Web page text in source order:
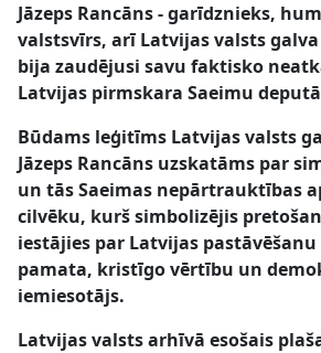
Jāzeps Rancāns - garīdznieks,
valstsvīrs, arī Latvijas valsts
bija zaudējusi savu faktisko
Latvijas pirmskara Saeimu
Būdams leģitīms Latvijas valsts
Jāzeps Rancāns uzskatāms par
un tās Saeimas nepārtrauktības
cilvēku, kurš simbolizējis
iestājies par Latvijas
pamata, kristīgo vērtību un
iemiesotājs.
Latvijas valsts arhīvā esošais